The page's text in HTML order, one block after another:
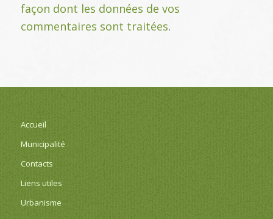
façon dont les données de vos
commentaires sont traitées.
Accueil
Municipalité
Contacts
Liens utiles
Urbanisme